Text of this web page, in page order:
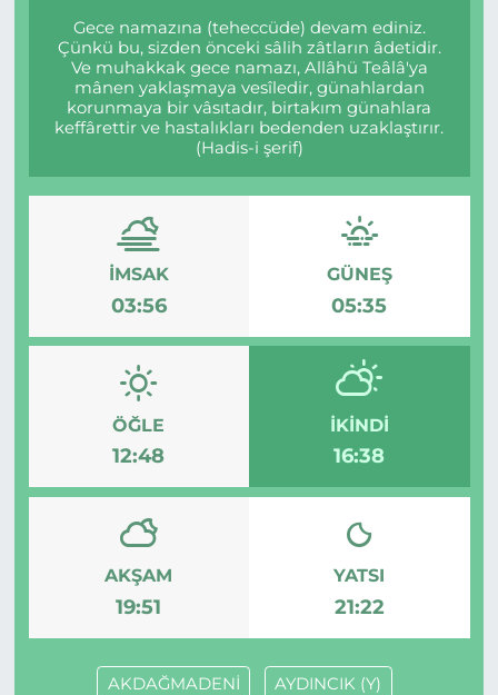
Gece namazına (teheccüde) devam ediniz.
Çünkü bu, sizden önceki sâlih zâtların âdetidir.
Ve muhakkak gece namazı, Allâhü Teâlâ'ya
mânen yaklaşmaya vesîledir, günahlardan
korunmaya bir vâsıtadır, birtakım günahlara
keffârettir ve hastalıkları bedenden uzaklaştırır.
(Hadis-i şerif)
İMSAK
03:56
GÜNEŞ
05:35
ÖĞLE
12:48
İKINDI
16:38
AKŞAM
19:51
YATSI
21:22
AKDAĞMADENİ AYDINCIK (Y)